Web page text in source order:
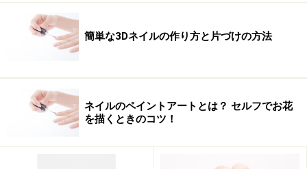
パステルで作るボーダーで女っぽく
簡単な3Dネイルの作り方と片づけの方法
ネイルのペイントアートとは？ セルフでお花
を描くときのコツ！